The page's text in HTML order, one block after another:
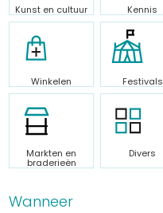
Kunst en cultuur Kennis
Winkelen Festivals
Markten en
braderieën
Divers
Wanneer